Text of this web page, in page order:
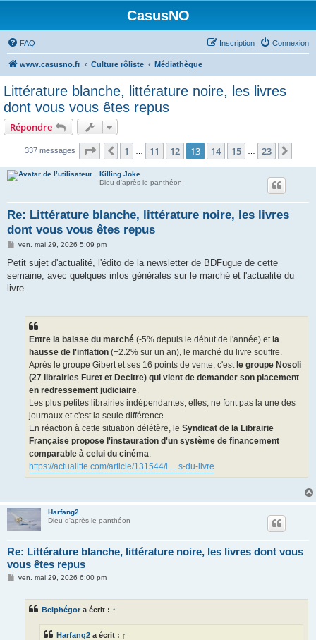
CasusNO
FAQ Connexion
Inscription
www.casusno.fr Culture rôliste Médiathèque
Littérature blanche, littérature noire, les livres
dont vous vous êtes repus
Répondre
337 messages Page 13 sur 23
Précédent
1 11 12 13 14 15 23
Killing Joke
Dieu d'après le panthéon
Re: Littérature blanche, littérature noire, les livres
dont vous vous êtes repus
M
s
a
g
ven. mai 29, 2026 5:09 pm
Petit sujet d'actualité, l'édito de la newsletter de BDFugue de cette
semaine, avec quelques infos générales sur le marché et l'actualité du
livre.
Entre la baisse du marché (-5% depuis le début de l'année) et la
hausse de l'inflation (+2.2% sur un an), le marché du livre souffre.
Après le groupe Gibert et ses 16 points de vente, c'est le groupe Nosoli
(27 librairies Furet et Decitre) qui vient de demander son placement
en redressement judiciaire.
Les plus petites librairies indépendantes, elles, ne font pas la une des
journaux et c'est la seule différence.
En réaction à cette situation délétère, le Syndicat de la Librairie
Française propose l'instauration d'un système de financement
comparable à celui du cinéma.
https://actualitte.com/article/131544/l ... s-du-livre
Harfang2
Dieu d'après le panthéon
Re: Littérature blanche, littérature noire, les livres dont vous
vous êtes repus
Mven. mai 29, 2026 6:00 pm
Belphégor a écrit : ↑
Harfang2 a écrit : ↑